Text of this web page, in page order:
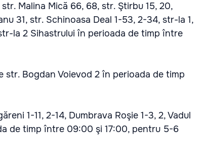
Malina Mică 66, 68, str. Ştirbu 15, 20,
31, str. Schinoasa Deal 1-53, 2-34, str-la 1,
la 2 Sihastrului în perioada de timp între
str. Bogdan Voievod 2 în perioada de timp
1-11, 2-14, Dumbrava Roşie 1-3, 2, Vadul
de timp între 09:00 şi 17:00, pentru 5-6